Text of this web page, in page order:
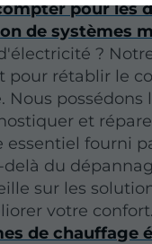
pour les
de systèmes
?
pour rétablir le
Nous possédons
et
essentiel fourni
du
sur les
votre
de chauffage